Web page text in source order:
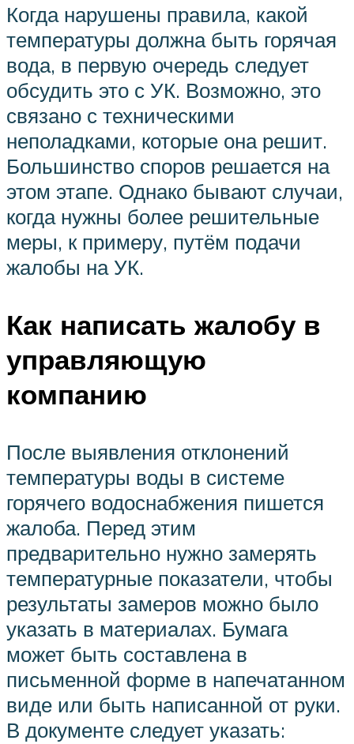
Когда нарушены правила, какой
температуры должна быть горячая
вода, в первую очередь следует
обсудить это с УК. Возможно, это
связано с техническими
неполадками, которые она решит.
Большинство споров решается на
этом этапе. Однако бывают случаи,
когда нужны более решительные
меры, к примеру, путём подачи
жалобы на УК.
Как написать жалобу в
управляющую
компанию
После выявления отклонений
температуры воды в системе
горячего водоснабжения пишется
жалоба. Перед этим
предварительно нужно замерять
температурные показатели, чтобы
результаты замеров можно было
указать в материалах. Бумага
может быть составлена в
письменной форме в напечатанном
виде или быть написанной от руки.
В документе следует указать: